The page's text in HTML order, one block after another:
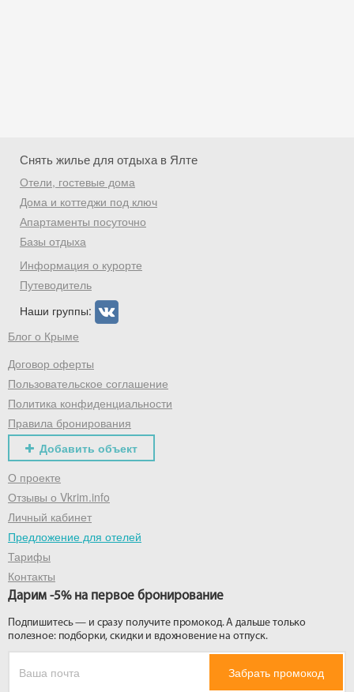
Снять жилье для отдыха в Ялте
Отели, гостевые дома
Дома и коттеджи под ключ
Апартаменты посуточно
Базы отдыха
Информация о курорте
Путеводитель
Наши группы:
Блог о Крыме
Договор оферты
Пользовательское соглашение
Политика конфиденциальности
Правила бронирования
Добавить объект
О проекте
Отзывы о Vkrim.info
Личный кабинет
Предложение для отелей
Тарифы
Контакты
Дарим -5% на первое бронирование
Подпишитесь — и сразу получите промокод. А дальше только
полезное: подборки, скидки и вдохновение на отпуск.
Забрать промокод
Скидка −5%
Хочешь дешевле? Оставь почту и получи
промокод на первое бронирование!